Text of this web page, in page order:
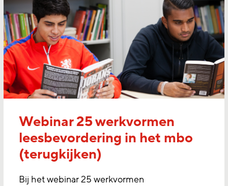
Webinar 25 werkvormen
leesbevordering in het mbo
(terugkijken)
Bij het webinar 25 werkvormen